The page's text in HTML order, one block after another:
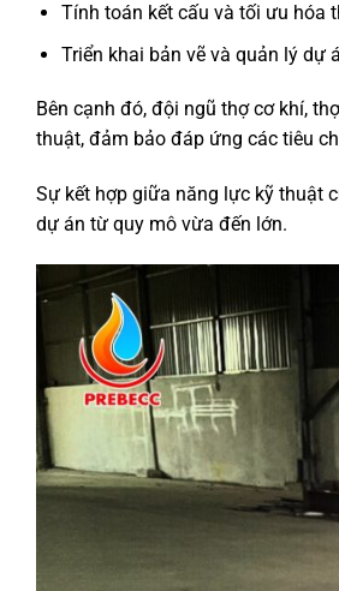
Tính toán kết cấu và tối ưu hóa
Triển khai bản vẽ và quản lý dự
Bên cạnh đó, đội ngũ thợ cơ khí,
thuật, đảm bảo đáp ứng các tiêu
Sự kết hợp giữa năng lực kỹ thuật
dự án từ quy mô vừa đến lớn.